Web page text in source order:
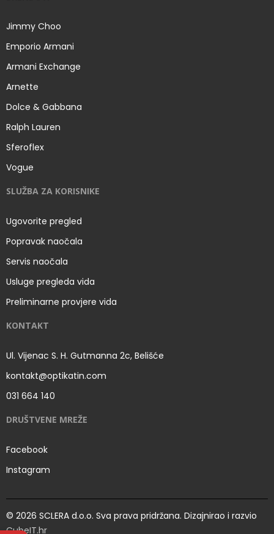
Jimmy Choo
Emporio Armani
Armani Exchange
Arnette
Dolce & Gabbana
Ralph Lauren
Sferoflex
Vogue
SLUŽBA ZA KORISNIKE
Ugovorite pregled
Popravak naočala
Servis naočala
Usluge pregleda vida
Preliminarne provjere vida
KONTAKT
Ul. Vijenac S. H. Gutmanna 2c, Belišće
kontakt@optikatin.com
031 664 140
DRUŠTVENE MREŽE
Facebook
Instagram
© 2026 SCLERA d.o.o. Sva prava pridržana. Dizajnirao i razvio
CubeIT.hr